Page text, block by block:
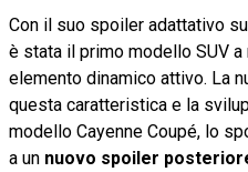
Con il suo spoiler adattativo
è stata il primo modello SUV
elemento dinamico attivo. La
questa caratteristica e la
modello Cayenne Coupé, lo
a un nuovo spoiler